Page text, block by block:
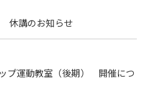
休講のお知らせ
プ運動教室（後期） 開催につ